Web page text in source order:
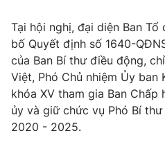
Thế giới đó đây
Câu chuyện quốc tế
Kinh tế
Tài chính
Thị trường
Góc doanh nghiệp
Dữ liệu và đời sống
Truyền hình
Phim VTV
Tại hội nghị, đại diện Ban
bố Quyết định số 1640-
của Ban Bí thư điều động,
Việt, Phó Chủ nhiệm Ủy ban
khóa XV tham gia Ban Chấp
ủy và giữ chức vụ Phó Bí
2020 - 2025.